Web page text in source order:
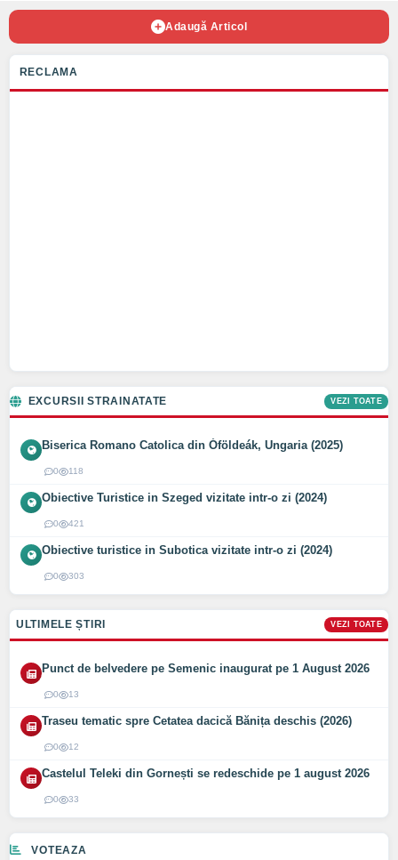
Adaugă Articol
RECLAMA
EXCURSII STRAINATATE VEZI TOATE
Biserica Romano Catolica din Óföldeák, Ungaria (2025)
0 118
Obiective Turistice in Szeged vizitate intr-o zi (2024)
0 421
Obiective turistice in Subotica vizitate intr-o zi (2024)
0 303
ULTIMELE ȘTIRI VEZI TOATE
Punct de belvedere pe Semenic inaugurat pe 1 August 2026
0 13
Traseu tematic spre Cetatea dacică Bănița deschis (2026)
0 12
Castelul Teleki din Gornești se redeschide pe 1 august 2026
0 33
VOTEAZA